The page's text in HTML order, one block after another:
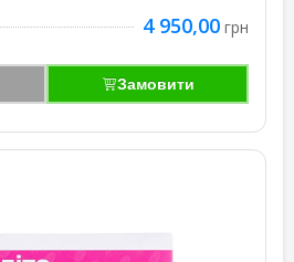
4 950,00 грн
Замовити